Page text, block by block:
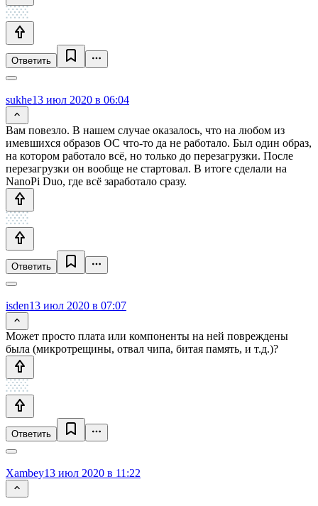
Ответить
sukhe13 июл 2020 в 06:04
Вам повезло. В нашем случае оказалось, что на любом из
имевшихся образов ОС что-то да не работало. Был один образ,
на котором работало всё, но только до перезагрузки. После
перезагрузки он вообще не стартовал. В итоге сделали на
NanoPi Duo, где всё заработало сразу.
Ответить
isden13 июл 2020 в 07:07
Может просто плата или компоненты на ней повреждены
была (микротрещины, отвал чипа, битая память, и т.д.)?
Ответить
Xambey13 июл 2020 в 11:22